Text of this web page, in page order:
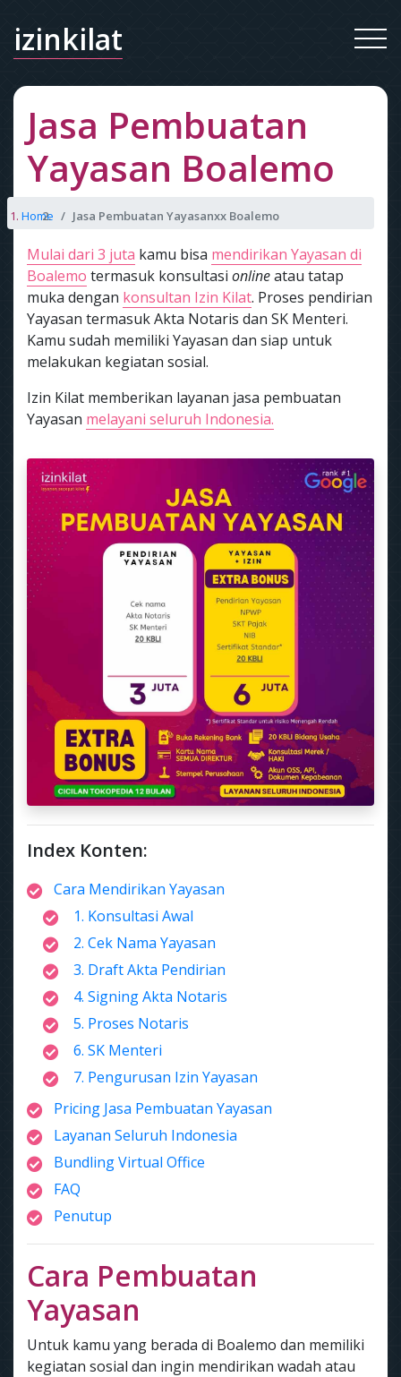
izinkilat
Jasa Pembuatan
Yayasan Boalemo
Home Jasa Pembuatan Yayasanxx Boalemo
Mulai dari 3 juta kamu bisa mendirikan Yayasan di
Boalemo termasuk konsultasi onlineatau tatap
muka dengan konsultan Izin Kilat. Proses pendirian
Yayasan termasuk Akta Notaris dan SK Menteri.
Kamu sudah memiliki Yayasan dan siap untuk
melakukan kegiatan sosial.
Izin Kilat memberikan layanan jasa pembuatan
Yayasan melayani seluruh Indonesia.
Index Konten:
Cara Mendirikan Yayasan
1. Konsultasi Awal
2. Cek Nama Yayasan
3. Draft Akta Pendirian
4. Signing Akta Notaris
5. Proses Notaris
6. SK Menteri
7. Pengurusan Izin Yayasan
Pricing Jasa Pembuatan Yayasan
Layanan Seluruh Indonesia
Bundling Virtual Office
FAQ
Penutup
Cara Pembuatan
Yayasan
Untuk kamu yang berada di Boalemo dan memiliki
kegiatan sosial dan ingin mendirikan wadah atau